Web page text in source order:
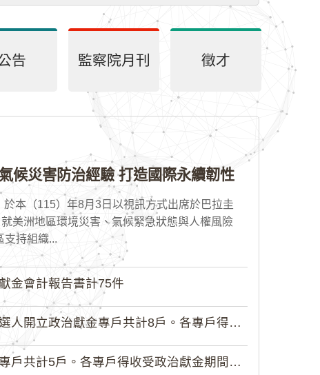
告 監察院月刊 徵才
候災害防治經驗 打造國際永續韌性
本（115）年8月3日以視訊方式出席於巴拉圭
美洲地區環境災害、氣候緊急狀態與人權風險
支持組織...
金會計報告書計75件
立政治獻金專戶共計8戶。各專戶得收受...
計5戶。各專戶得收受政治獻金期間為自...